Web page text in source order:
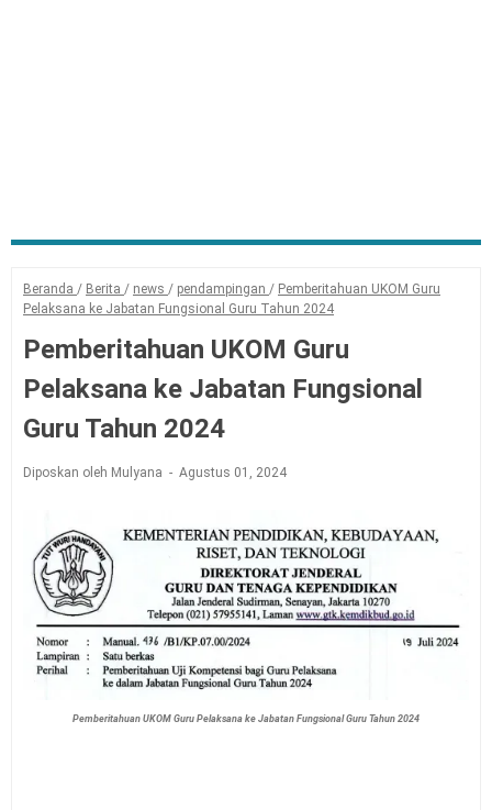
Beranda / Berita / news / pendampingan / Pemberitahuan UKOM Guru
Pelaksana ke Jabatan Fungsional Guru Tahun 2024
Pemberitahuan UKOM Guru
Pelaksana ke Jabatan Fungsional
Guru Tahun 2024
Diposkan oleh Mulyana Agustus 01, 2024
Pemberitahuan UKOM Guru Pelaksana ke Jabatan Fungsional Guru Tahun 2024